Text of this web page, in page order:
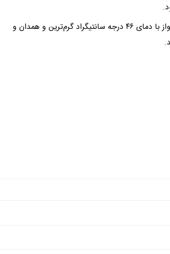
ضیاییان در پایان گفت: طی فردا و پس فردا (۲۷ و ۲۸ خردادماه) اهواز با دمای ۴۶ درجه سانتیگراد گرم‌ترین و همدان و